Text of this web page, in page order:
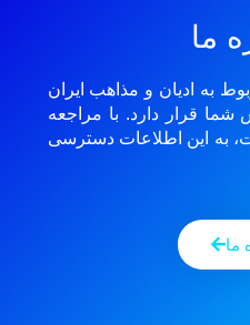
ما
به ادیان و مذاهب ایران
قرار دارد. با مراجعه
به این اطلاعات دسترسی
ما